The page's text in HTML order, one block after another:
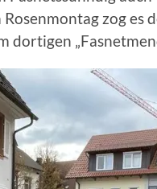
zog es
dortigen